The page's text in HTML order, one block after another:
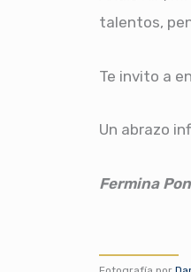
talentos,
Te invito a
Un abrazo
Fermina